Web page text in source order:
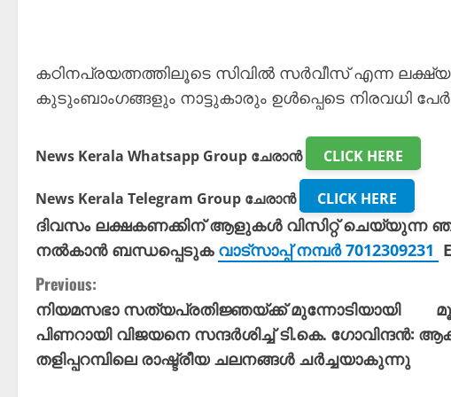
കഠിനപ്രയത്നത്തിലൂടെ സിവിൽ സർവീസ് എന്ന
കുടുംബാംഗങ്ങളും നാട്ടുകാരും ഉൾപ്പെടെ നിരവധി
News Kerala Whatsapp Group ചേരാൻ CLICK HERE
News Kerala Telegram Group ചേരാൻ CLICK HERE
ദിവസം ലക്ഷകണക്കിന് ആളുകൾ വിസിറ്റ് ചെയ്യുന്ന
നൽകാൻ ബന്ധപ്പെടുക വാട്സാപ്പ് നമ്പർ 7012309231
C
o
n
Previous:
നിയമസഭാ സത്യപ്രതിജ്ഞയ്ക്ക് മുന്നോടിയായി
പിണറായി വിജയനെ സന്ദർശിച്ച് ടി.കെ. ഗോവിന്ദൻ:
തളിപ്പറമ്പിലെ രാഷ്ട്രീയ ചലനങ്ങൾ ചർച്ചയാകുന്നു